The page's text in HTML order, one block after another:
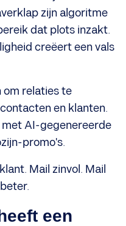
zijn algoritme
dat plots inzakt.
creëert een vals
om relaties te
en klanten.
met AI-gegenereerde
promo's.
Mail zinvol. Mail
een